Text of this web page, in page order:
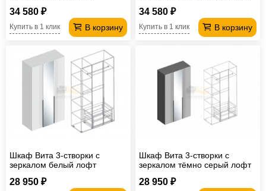
34 580 ₽
В корзину
Купить в 1 клик
34 580 ₽
В корзину
Купить в 1 клик
Шкаф Вита 3-створки с
зеркалом белый лофт
28 950 ₽
Шкаф Вита 3-створки с
зеркалом тёмно серый лофт
28 950 ₽